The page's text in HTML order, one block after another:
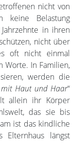
nicht von
keine Belastung
in ihren
nicht über
oft nicht einmal
Worte. In Familien,
werden die
mit Haut und Haar“
allein ihr Körper
das sie bis
ist das kindliche
Elternhaus längst